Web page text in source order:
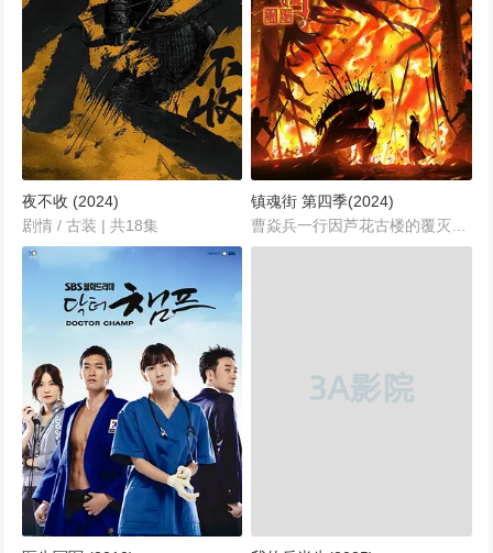
夜不收 (2024)
剧情 / 古装 | 共18集
镇魂街 第四季(2024)